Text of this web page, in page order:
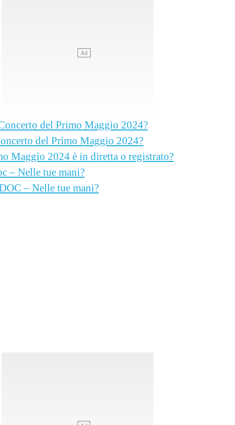
del Primo Maggio 2024?
del Primo Maggio 2024?
Maggio 2024 è in diretta o registrato?
– Nelle tue mani?
– Nelle tue mani?